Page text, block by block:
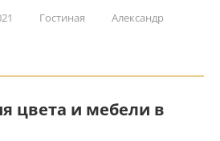
Гостиная
Александр
цвета и мебели в